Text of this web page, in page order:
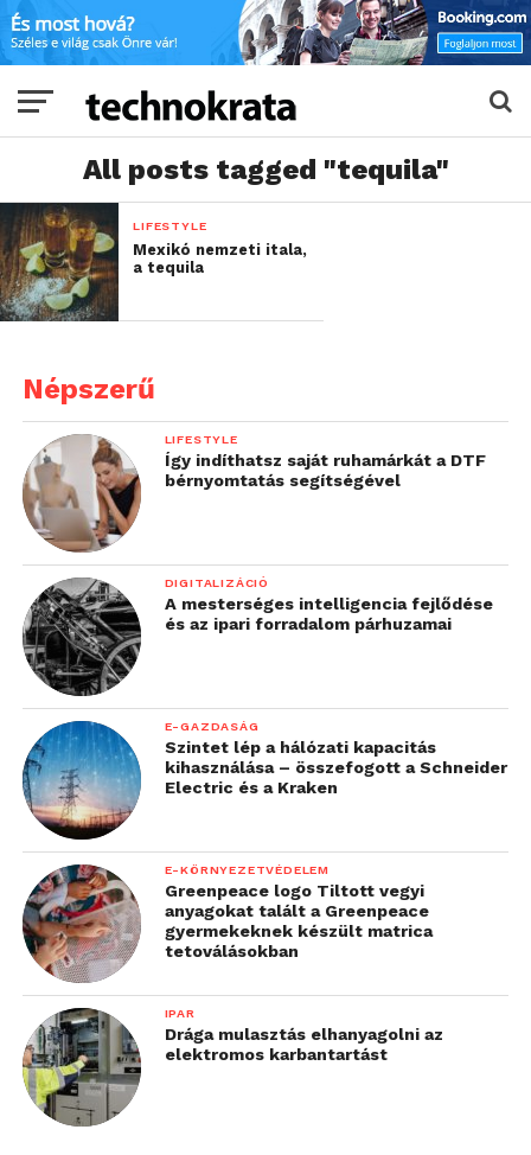
All posts tagged "tequila"
LIFESTYLE
Mexikó nemzeti itala,
a tequila
Népszerű
LIFESTYLE
Így indíthatsz saját ruhamárkát a DTF
bérnyomtatás segítségével
DIGITALIZÁCIÓ
A mesterséges intelligencia fejlődése
és az ipari forradalom párhuzamai
E-GAZDASÁG
Szintet lép a hálózati kapacitás
kihasználása – összefogott a Schneider
Electric és a Kraken
E-KÖRNYEZETVÉDELEM
Greenpeace logo Tiltott vegyi
anyagokat talált a Greenpeace
gyermekeknek készült matrica
tetoválásokban
IPAR
Drága mulasztás elhanyagolni az
elektromos karbantartást